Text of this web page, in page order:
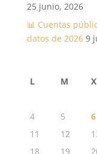
25 junio, 2026
📊 Cuentas
datos de 2026 9
L M X
4
5 6
11
12
18
19